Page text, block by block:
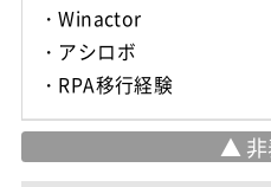
・Winactor
・アシロボ
・RPA移行経験